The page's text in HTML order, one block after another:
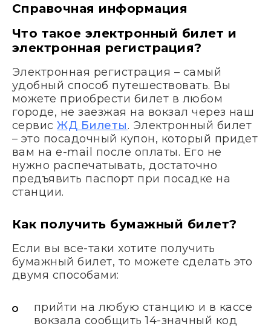
Справочная информация
Что такое электронный билет и
электронная регистрация?
Электронная регистрация – самый
удобный способ путешествовать. Вы
можете приобрести билет в любом
городе, не заезжая на вокзал через наш
сервисЖД Билеты. Электронный билет
– это посадочный купон, который придет
вам на e-mail после оплаты. Его не
нужно распечатывать, достаточно
предъявить паспорт при посадке на
станции.
Как получить бумажный билет?
Если вы все-таки хотите получить
бумажный билет, то можете сделать это
двумя способами:
прийти на любую станцию и в кассе
вокзала сообщить 14-значный код